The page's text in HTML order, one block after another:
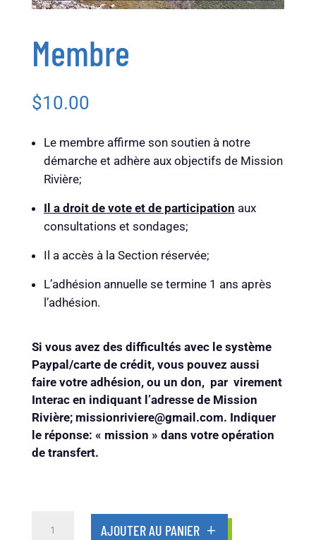
Membre
$10.00
Le membre affirme son soutien à notre
démarche et adhère aux objectifs de Mission
Rivière;
Il a droit de vote et de participation aux
consultations et sondages;
Il a accès à la Section réservée;
L’adhésion annuelle se termine 1 ans après
l’adhésion.
Si vous avez des difficultés avec le système
Paypal/carte de crédit, vous pouvez aussi
faire votre adhésion, ou un don, par virement
Interac en indiquant l’adresse de Mission
Rivière; missionriviere@gmail.com. Indiquer
le réponse: « mission » dans votre opération
de transfert.
AJOUTER AU PANIER